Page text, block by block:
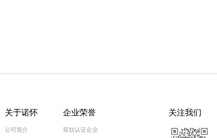
关于诺怀
公司简介
企业荣誉
双软认证企业
关注我们